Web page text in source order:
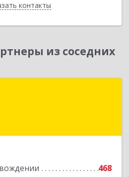
контакты
Назад
из соседних
468
край, Темрюкский р-н,